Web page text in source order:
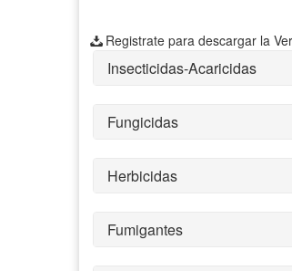
Registrate para descargar la
Insecticidas-Acaricidas
Fungicidas
Herbicidas
Fumigantes